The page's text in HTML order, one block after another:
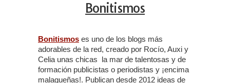
Bonitismos
Bonitismos es uno de los blogs más
adorables de la red, creado por Rocío, Auxi y
Celia unas chicas la mar de talentosas y de
formación publicistas o periodistas y ¡encima
malagueñas!. Publican desde 2012 ideas de